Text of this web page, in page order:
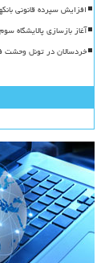
افزایش سپرده قانونی
آغاز بازسازی پالایشگاه
خردسالان در تونل وحشت